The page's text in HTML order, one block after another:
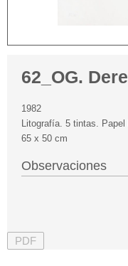
62_OG.
1982
Litografía. 5 tintas. Papel
65 x 50 cm
Observaciones
PDF